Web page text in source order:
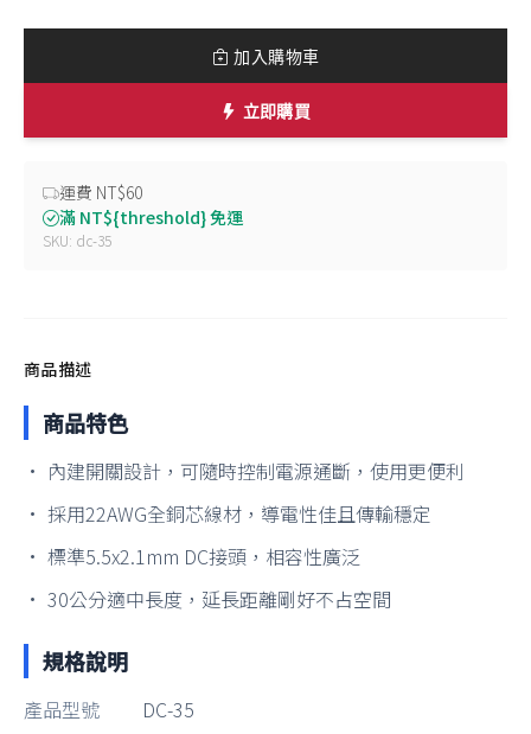
加入購物車
立即購買
運費 NT$60
滿 NT${threshold} 免運
SKU: dc-35
商品描述
商品特色
• 內建開關設計，可隨時控制電源通斷，使用更便利
• 採用22AWG全銅芯線材，導電性佳且傳輸穩定
• 標準5.5x2.1mm DC接頭，相容性廣泛
• 30公分適中長度，延長距離剛好不占空間
規格說明
產品型號
DC-35